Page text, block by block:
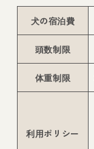
犬の宿泊費
頭数制限
体重制限
利用ポリシー